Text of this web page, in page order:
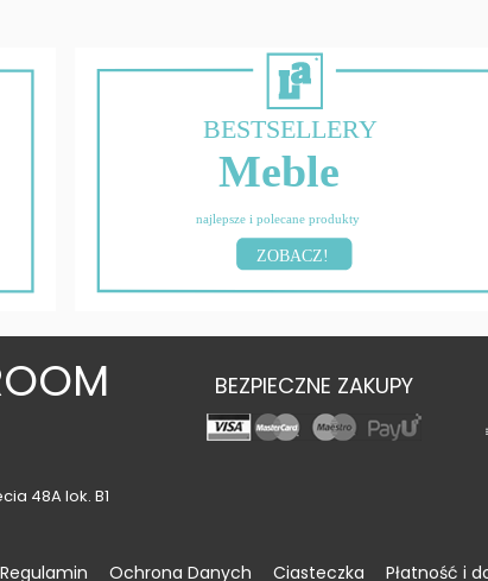
BESTSELLERY
Meble
najlepsze i polecane produkty
ZOBACZ!
48A lok. B1
BEZPIECZNE ZAKUPY
Regulamin Ochrona Danych Ciasteczka Płatność i